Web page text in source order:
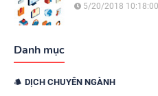
5/20/2018
Danh mục
DỊCH CHUYÊN NGÀNH